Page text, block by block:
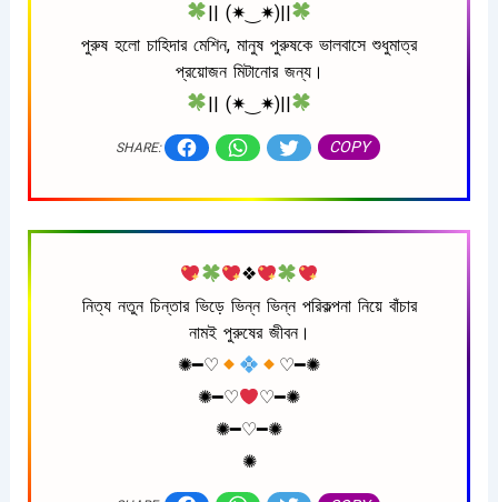
|| (✷‿✷)||
পুরুষ হলো চাহিদার মেশিন, মানুষ পুরুষকে ভালবাসে শুধুমাত্র
প্রয়োজন মিটানোর জন্য।
|| (✷‿✷)||
SHARE: COPY
❖
নিত্য নতুন চিন্তার ভিড়ে ভিন্ন ভিন্ন পরিকল্পনা নিয়ে বাঁচার
নামই পুরুষের জীবন।
✺━♡︎
♡︎━✺
✺━♡︎
♡︎━✺
✺━♡︎━✺
✺